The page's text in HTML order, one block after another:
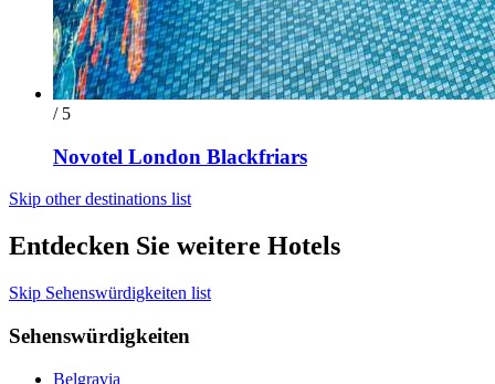
/ 5
Novotel London Blackfriars
Skip other destinations list
Entdecken Sie weitere Hotels
Skip Sehenswürdigkeiten list
Sehenswürdigkeiten
Belgravia